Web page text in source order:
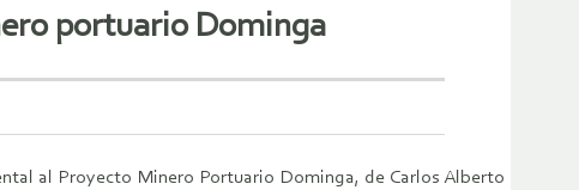
portuario Dominga
al Proyecto Minero Portuario Dominga, de Carlos Alberto